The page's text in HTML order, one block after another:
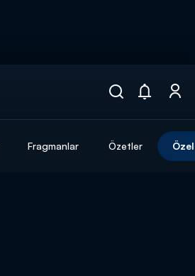
Fragmanlar Özetler